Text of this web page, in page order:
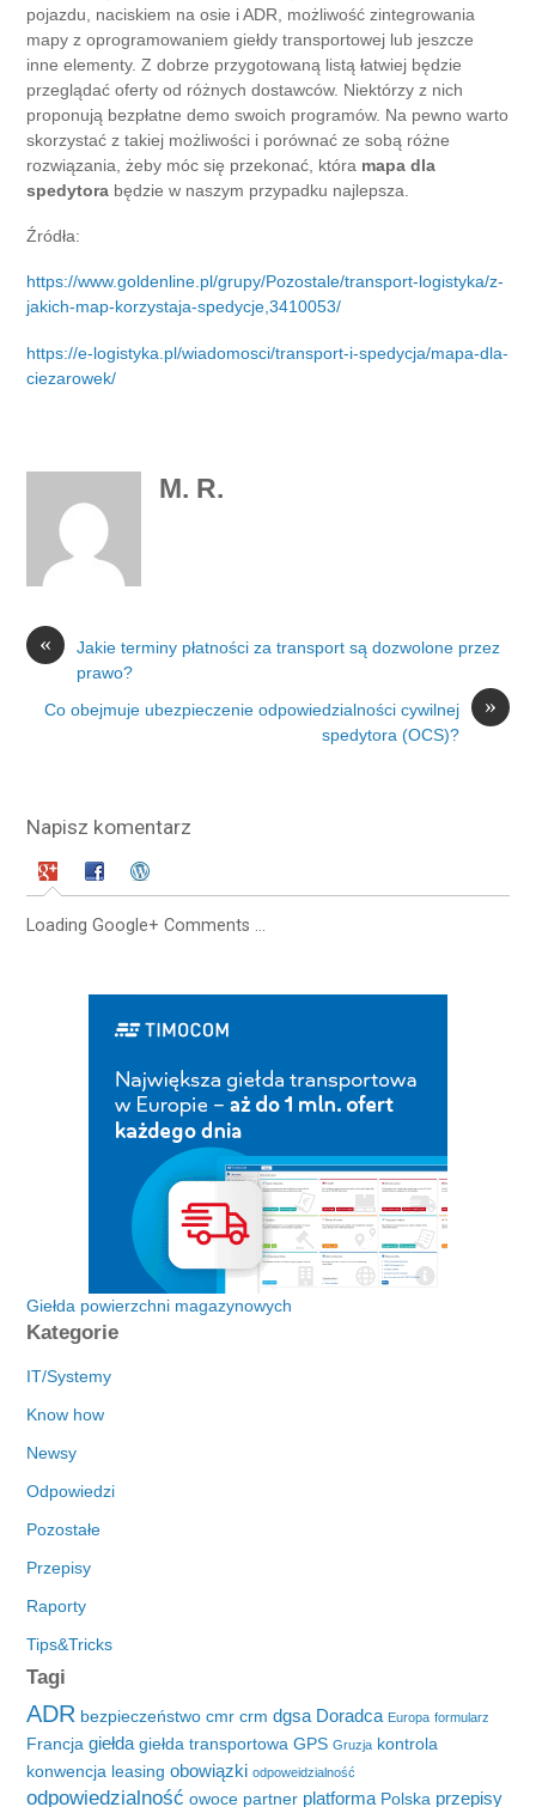
pojazdu, naciskiem na osie i ADR, możliwość zintegrowania
mapy z oprogramowaniem giełdy transportowej lub jeszcze
inne elementy. Z dobrze przygotowaną listą łatwiej będzie
przeglądać oferty od różnych dostawców. Niektórzy z nich
proponują bezpłatne demo swoich programów. Na pewno warto
skorzystać z takiej możliwości i porównać ze sobą różne
rozwiązania, żeby móc się przekonać, która mapa dla
spedytora będzie w naszym przypadku najlepsza.
Źródła:
https://www.goldenline.pl/grupy/Pozostale/transport-logistyka/z-
jakich-map-korzystaja-spedycje,3410053/
https://e-logistyka.pl/wiadomosci/transport-i-spedycja/mapa-dla-
ciezarowek/
M. R.
«
Jakie terminy płatności za transport są dozwolone przez
prawo?
»
Co obejmuje ubezpieczenie odpowiedzialności cywilnej
spedytora (OCS)?
Napisz komentarz
Loading Google+ Comments ...
Giełda powierzchni magazynowych
Kategorie
IT/Systemy
Know how
Newsy
Odpowiedzi
Pozostałe
Przepisy
Raporty
Tips&Tricks
Tagi
ADR bezpieczeństwo cmr crm dgsa Doradca Europa formularz
Francja giełda giełda transportowa GPS Gruzja kontrola
konwencja leasing obowiązki odpoweidzialność
odpowiedzialność owoce partner platforma Polska przepisy